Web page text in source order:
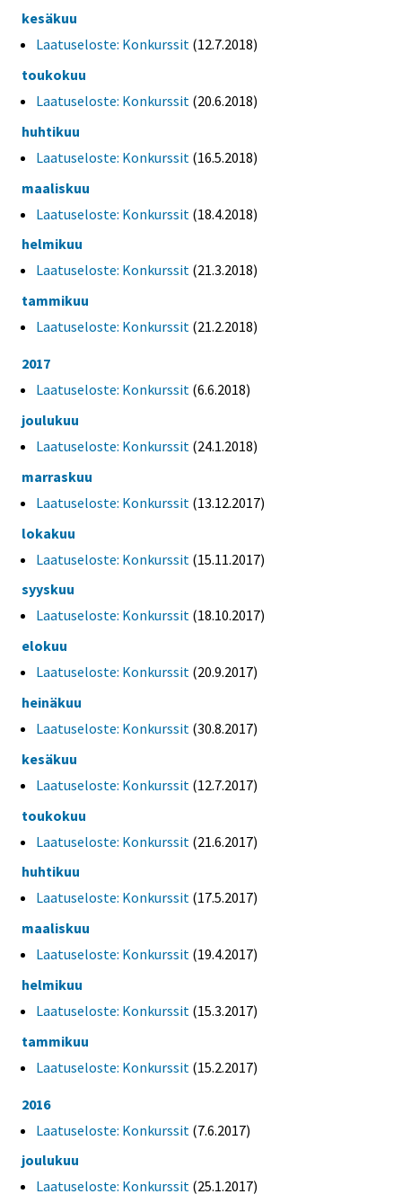
kesäkuu
Laatuseloste: Konkurssit (12.7.2018)
toukokuu
Laatuseloste: Konkurssit (20.6.2018)
huhtikuu
Laatuseloste: Konkurssit (16.5.2018)
maaliskuu
Laatuseloste: Konkurssit (18.4.2018)
helmikuu
Laatuseloste: Konkurssit (21.3.2018)
tammikuu
Laatuseloste: Konkurssit (21.2.2018)
2017
Laatuseloste: Konkurssit (6.6.2018)
joulukuu
Laatuseloste: Konkurssit (24.1.2018)
marraskuu
Laatuseloste: Konkurssit (13.12.2017)
lokakuu
Laatuseloste: Konkurssit (15.11.2017)
syyskuu
Laatuseloste: Konkurssit (18.10.2017)
elokuu
Laatuseloste: Konkurssit (20.9.2017)
heinäkuu
Laatuseloste: Konkurssit (30.8.2017)
kesäkuu
Laatuseloste: Konkurssit (12.7.2017)
toukokuu
Laatuseloste: Konkurssit (21.6.2017)
huhtikuu
Laatuseloste: Konkurssit (17.5.2017)
maaliskuu
Laatuseloste: Konkurssit (19.4.2017)
helmikuu
Laatuseloste: Konkurssit (15.3.2017)
tammikuu
Laatuseloste: Konkurssit (15.2.2017)
2016
Laatuseloste: Konkurssit (7.6.2017)
joulukuu
Laatuseloste: Konkurssit (25.1.2017)